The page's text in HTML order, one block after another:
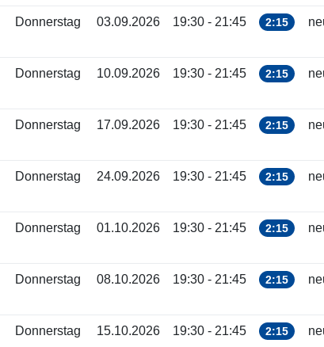
Donnerstag 03.09.2026 19:30 - 21:45 2:15
Donnerstag 10.09.2026 19:30 - 21:45 2:15
Donnerstag 17.09.2026 19:30 - 21:45 2:15
Donnerstag 24.09.2026 19:30 - 21:45 2:15
Donnerstag 01.10.2026 19:30 - 21:45 2:15
Donnerstag 08.10.2026 19:30 - 21:45 2:15
Donnerstag 15.10.2026 19:30 - 21:45 2:15